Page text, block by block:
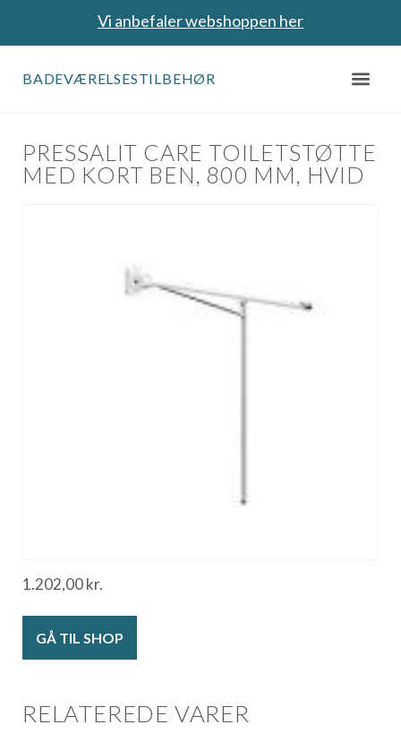
Vi anbefaler webshoppen her
BADEVÆRELSESTILBEHØR
PRESSALIT CARE TOILETSTØTTE
MED KORT BEN, 800 MM, HVID
1.202,00kr.
GÅ TIL SHOP
RELATEREDE VARER